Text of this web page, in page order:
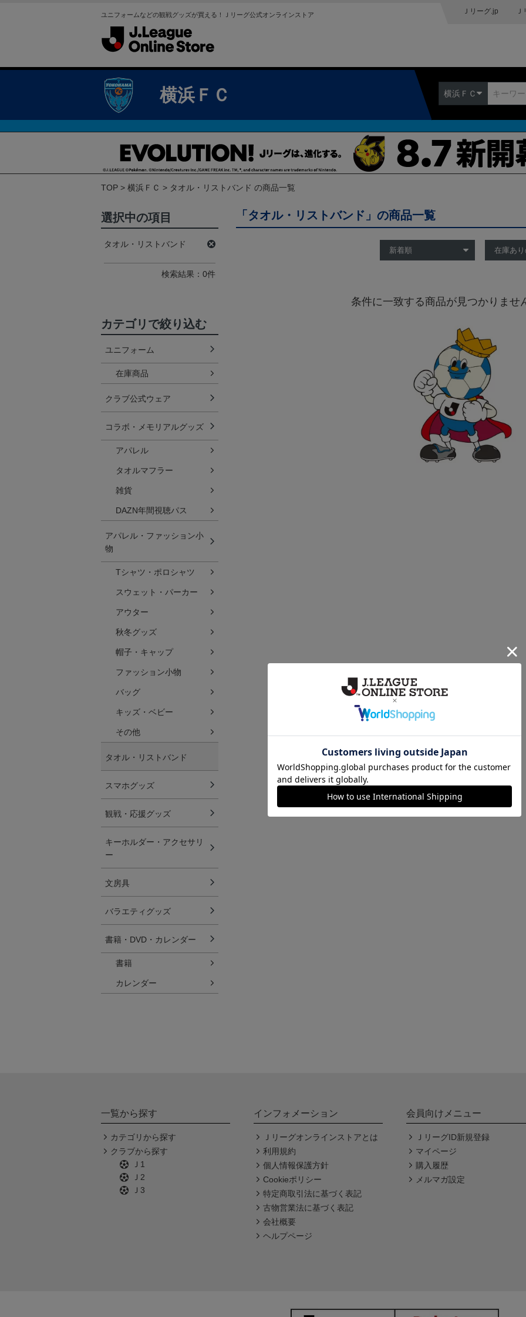
ユニフォームなどの観戦グッズが買える！Ｊリーグ公式オンラインストア Ｊリーグ.jp
横浜ＦＣ 横浜ＦＣ
TOP 横浜ＦＣ タオル・リストバンド の商品一覧
「タオル・リストバンド」の商品一覧
条件に一致する商品が見つかりませ
選択中の項目
タオル・リストバンド
検索結果：0件
カテゴリで絞り込む
ユニフォーム
在庫商品
クラブ公式ウェア
コラボ・メモリアルグッズ
アパレル
タオルマフラー
雑貨
DAZN年間視聴パス
アパレル・ファッション小
物
Tシャツ・ポロシャツ
スウェット・パーカー
アウター
秋冬グッズ
帽子・キャップ
ファッション小物
バッグ
キッズ・ベビー
その他
タオル・リストバンド
スマホグッズ
観戦・応援グッズ
キーホルダー・アクセサリ
ー
文房具
バラエティグッズ
書籍・DVD・カレンダー
書籍
カレンダー
一覧から探す
カテゴリから探す
クラブから探す
Ｊ1
Ｊ2
Ｊ3
インフォメーション
Ｊリーグオンラインストアとは
利用規約
個人情報保護方針
Cookieポリシー
特定商取引法に基づく表記
古物営業法に基づく表記
会社概要
ヘルプページ
会員向けメニュー
ＪリーグID新規登録
マイページ
購入履歴
メルマガ設定